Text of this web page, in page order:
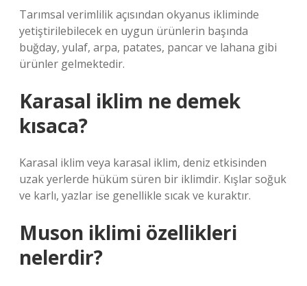
Tarımsal verimlilik açısından okyanus ikliminde
yetiştirilebilecek en uygun ürünlerin başında
buğday, yulaf, arpa, patates, pancar ve lahana gibi
ürünler gelmektedir.
Karasal iklim ne demek
kısaca?
Karasal iklim veya karasal iklim, deniz etkisinden
uzak yerlerde hüküm süren bir iklimdir. Kışlar soğuk
ve karlı, yazlar ise genellikle sıcak ve kuraktır.
Muson iklimi özellikleri
nelerdir?